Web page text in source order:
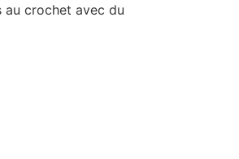
au crochet avec du